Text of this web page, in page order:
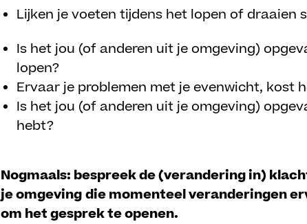
Lijken je voeten tijdens het lopen of draaien
Is het jou (of anderen uit je omgeving)
lopen?
Ervaar je problemen met je evenwicht, kost
Is het jou (of anderen uit je omgeving)
hebt?
Nogmaals: bespreek de (verandering in)
je omgevingdie momenteel veranderingen
om het gesprek te openen.